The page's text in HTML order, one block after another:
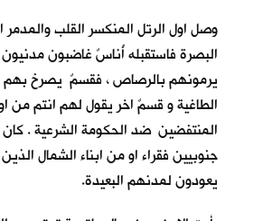
وصل اول الرتل المنكسر القلب
البصرة فاستقبله أُناسٌ غاضبون
يرمونهم بالرصاص ، فقسمٌ يصرخ بهم
الطاغية و قسمٌ اخر يقول لهم انتم من
المنتفضين ضد الحكومة الشرعية . كان
جنوبيين فقراء او من ابناء الشمال
يعودون لمدنهم البعيدة.